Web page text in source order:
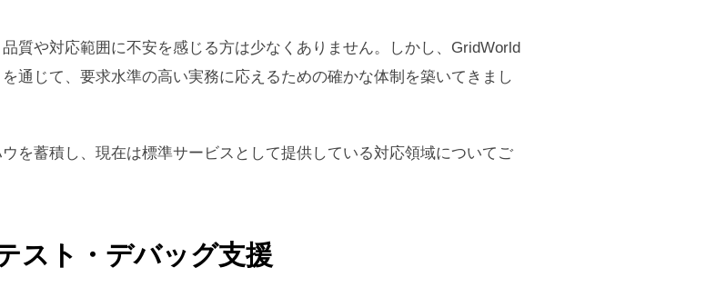
質や対応範囲に不安を感じる方は少なくありません。しかし、GridWorld
通じて、要求水準の高い実務に応えるための確かな体制を築いてきまし
を蓄積し、現在は標準サービスとして提供している対応領域についてご
スト・デバッグ支援